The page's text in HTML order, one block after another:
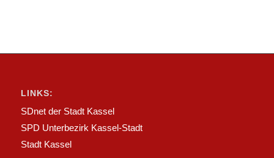
LINKS:
SDnet der Stadt Kassel
SPD Unterbezirk Kassel-Stadt
Stadt Kassel